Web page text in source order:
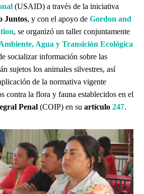
(USAID) a través de la iniciativa
Juntos, y con el apoyo de Gordon and
, se organizó un taller conjuntamente
Agua y Transición Ecológica
socializar información sobre las
sujetos los animales silvestres, así
de la normativa vigente
contra la flora y fauna establecidos en el
Penal (COIP) en su artículo 247.